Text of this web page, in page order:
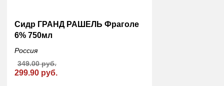
Сидр ГРАНД РАШЕЛЬ Фраголе
6% 750мл
Россия
299.90 руб.
349.00 руб.